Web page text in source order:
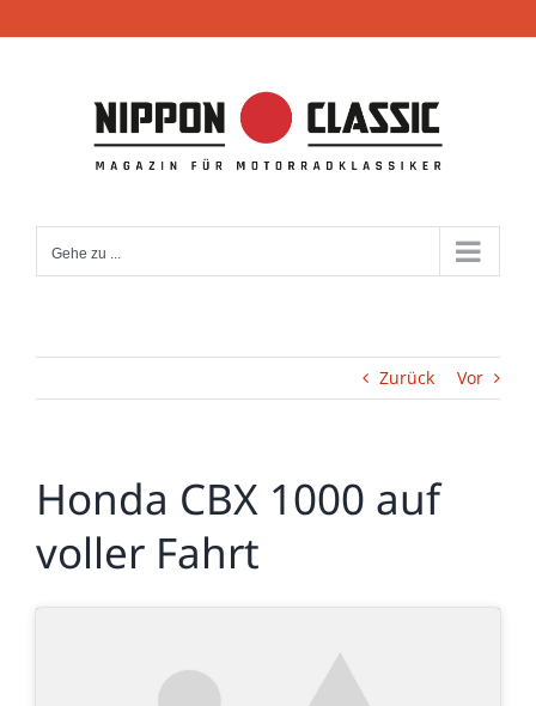
Inhalt
Gehe zu ...
Zurück Vor
Honda CBX 1000 auf
voller Fahrt